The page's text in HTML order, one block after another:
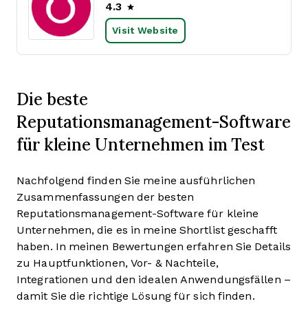
4.3
Visit Website
Die beste
Reputationsmanagement-Software
für kleine Unternehmen im Test
Nachfolgend finden Sie meine ausführlichen
Zusammenfassungen der besten
Reputationsmanagement-Software für kleine
Unternehmen, die es in meine Shortlist geschafft
haben. In meinen Bewertungen erfahren Sie Details
zu Hauptfunktionen, Vor- & Nachteile,
Integrationen und den idealen Anwendungsfällen –
damit Sie die richtige Lösung für sich finden.